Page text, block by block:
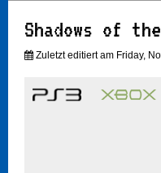
Shadows of
Zuletzt editiert am Friday,